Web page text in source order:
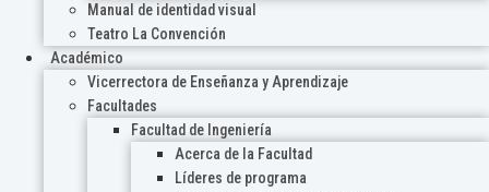
Manual de identidad visual
Teatro La Convención
Académico
Vicerrectora de Enseñanza y Aprendizaje
Facultades
Facultad de Ingeniería
Acerca de la Facultad
Líderes de programa